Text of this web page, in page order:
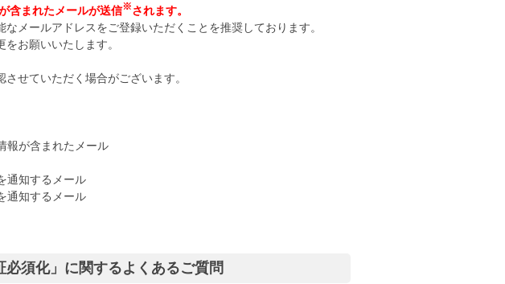
含まれたメールが送信※されます。
メールアドレスをご登録いただくことを推奨しております。
お願いいたします。
せていただく場合がございます。
報が含まれたメール
通知するメール
通知するメール
必須化」に関するよくあるご質問